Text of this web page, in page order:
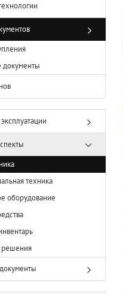
техника
оборудование
решения